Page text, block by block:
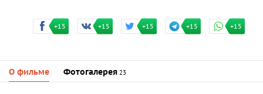
+15 +15 +15 +15 +15
О фильме Фотогалерея 23